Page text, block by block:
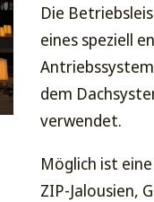
Die
eines speziell
dem
verwendet.
Möglich ist
ZIP-Jalousien,